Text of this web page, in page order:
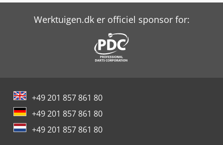
Werktuigen.dk er officiel sponsor for:
+49 201 857 861 80
+49 201 857 861 80
+49 201 857 861 80